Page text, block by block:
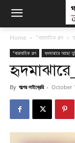
Home "ধারাবাহিক গল্প
"ধারাবাহিক গল্প হৃদমাঝারে আছো
By গল্পের লাইব্রেরি - October